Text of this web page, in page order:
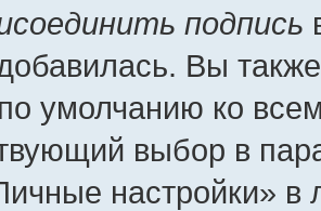
подпись
Вы
умолчанию ко
выбор в
настройки»